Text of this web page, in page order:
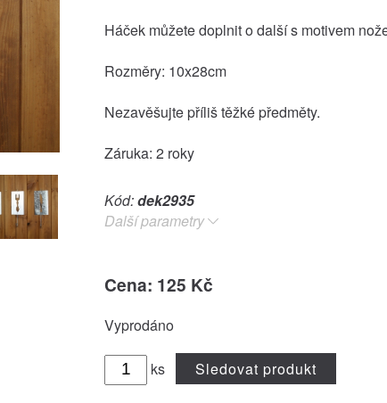
Háček můžete doplnit o další s motivem
Rozměry: 10x28cm
Nezavěšujte příliš těžké předměty.
Záruka: 2 roky
Kód:dek2935
Další parametry
Cena: 125 Kč
Vyprodáno
ks Sledovat produkt